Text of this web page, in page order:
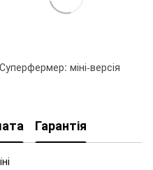
міні-версія
Гарантія